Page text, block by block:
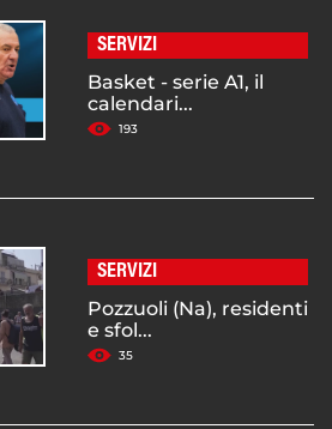
SERVIZI
Basket - serie A1, il
calendari...
193
SERVIZI
Pozzuoli (Na), residenti
e sfol...
35